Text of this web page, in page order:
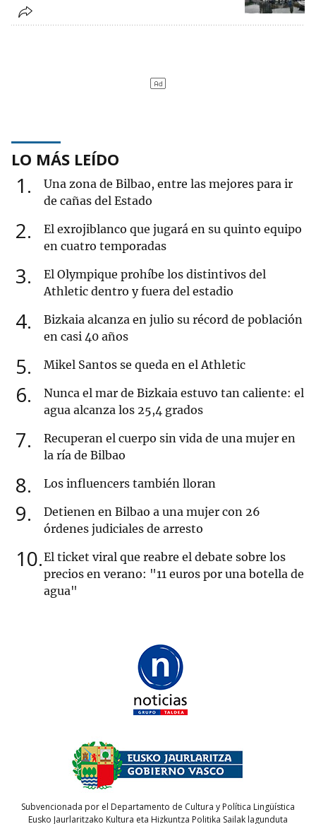
LO MÁS LEÍDO
1
Una zona de Bilbao, entre las mejores para ir
de cañas del Estado
2
El exrojiblanco que jugará en su quinto equipo
en cuatro temporadas
3
El Olympique prohíbe los distintivos del
Athletic dentro y fuera del estadio
4
Bizkaia alcanza en julio su récord de población
en casi 40 años
5 Mikel Santos se queda en el Athletic
6
Nunca el mar de Bizkaia estuvo tan caliente: el
agua alcanza los 25,4 grados
7
Recuperan el cuerpo sin vida de una mujer en
la ría de Bilbao
8 Los influencers también lloran
9
Detienen en Bilbao a una mujer con 26
órdenes judiciales de arresto
10 El ticket viral que reabre el debate sobre los
precios en verano: "11 euros por una botella de
agua"
Subvencionada por el Departamento de Cultura y Política Lingüística
Eusko Jaurlaritzako Kultura eta Hizkuntza Politika Sailak lagunduta